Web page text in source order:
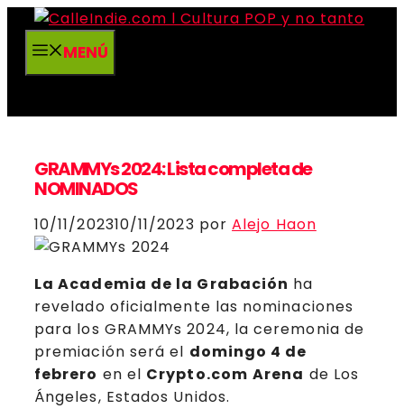
Saltar
contenidoMENÚ
GRAMMYs 2024: Lista completa de
NOMINADOS
10/11/202310/11/2023 porAlejo Haon
La Academia de la Grabación ha
revelado oficialmente las nominaciones
para los GRAMMYs 2024, la ceremonia de
premiación será el domingo 4 de
febrero en el Crypto.com Arena de Los
Ángeles, Estados Unidos.